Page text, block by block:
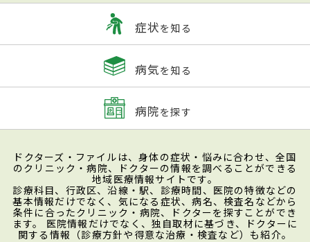
症状を知る
病気を知る
病院を探す
ドクターズ・ファイルは、身体の症状・悩みに合わせ、全国
のクリニック・病院、ドクターの情報を調べることができる
地域医療情報サイトです。
診療科目、行政区、沿線・駅、診療時間、医院の特徴などの
基本情報だけでなく、気になる症状、病名、検査名などから
条件に合ったクリニック・病院、ドクターを探すことができ
ます。 医院情報だけでなく、独自取材に基づき、ドクターに
関する情報（診療方針や得意な治療・検査など）も紹介。